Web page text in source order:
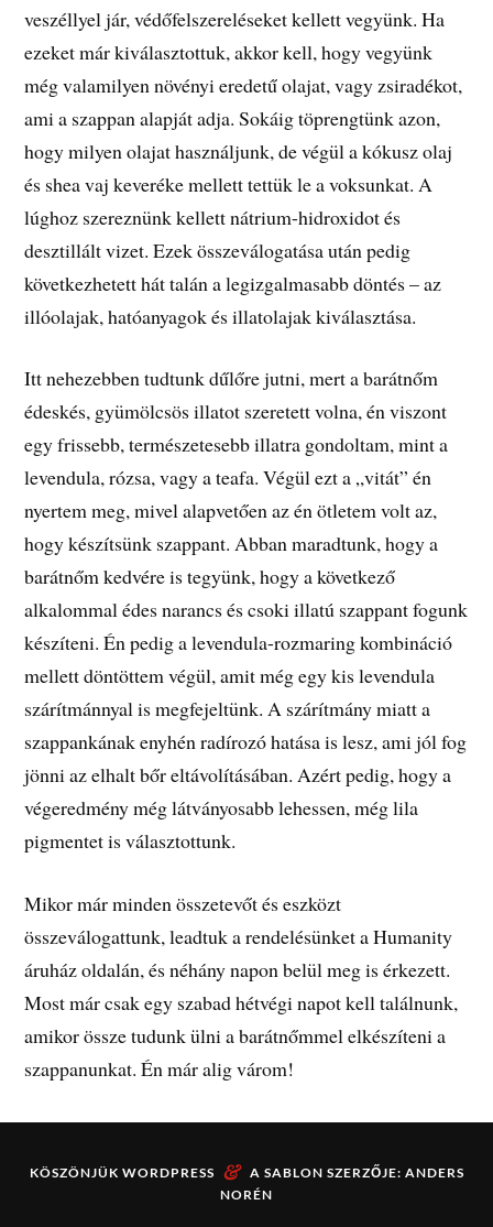
veszéllyel jár, védőfelszereléseket kellett vegyünk. Ha
ezeket már kiválasztottuk, akkor kell, hogy vegyünk
még valamilyen növényi eredetű olajat, vagy zsiradékot,
ami a szappan alapját adja. Sokáig töprengtünk azon,
hogy milyen olajat használjunk, de végül a kókusz olaj
és shea vaj keveréke mellett tettük le a voksunkat. A
lúghoz szereznünk kellett nátrium-hidroxidot és
desztillált vizet. Ezek összeválogatása után pedig
következhetett hát talán a legizgalmasabb döntés – az
illóolajak, hatóanyagok és illatolajak kiválasztása.
Itt nehezebben tudtunk dűlőre jutni, mert a barátnőm
édeskés, gyümölcsös illatot szeretett volna, én viszont
egy frissebb, természetesebb illatra gondoltam, mint a
levendula, rózsa, vagy a teafa. Végül ezt a „vitát” én
nyertem meg, mivel alapvetően az én ötletem volt az,
hogy készítsünk szappant. Abban maradtunk, hogy a
barátnőm kedvére is tegyünk, hogy a következő
alkalommal édes narancs és csoki illatú szappant fogunk
készíteni. Én pedig a levendula-rozmaring kombináció
mellett döntöttem végül, amit még egy kis levendula
szárítmánnyal is megfejeltünk. A szárítmány miatt a
szappankának enyhén radírozó hatása is lesz, ami jól fog
jönni az elhalt bőr eltávolításában. Azért pedig, hogy a
végeredmény még látványosabb lehessen, még lila
pigmentet is választottunk.
Mikor már minden összetevőt és eszközt
összeválogattunk, leadtuk a rendelésünket a Humanity
áruház oldalán, és néhány napon belül meg is érkezett.
Most már csak egy szabad hétvégi napot kell találnunk,
amikor össze tudunk ülni a barátnőmmel elkészíteni a
szappanunkat. Én már alig várom!
KÖSZÖNJÜK WORDPRESS & A SABLON SZERZŐJE: ANDERS
NORÉN